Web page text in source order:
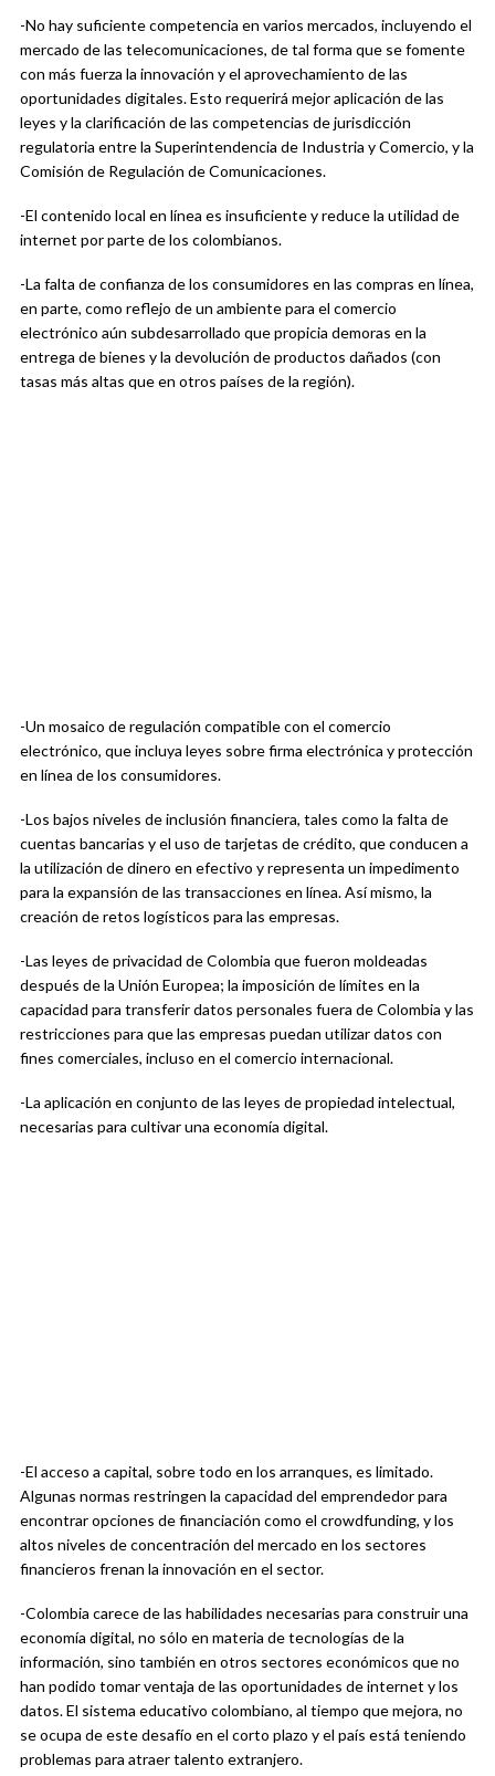
-No hay suficiente competencia en varios mercados, incluyendo el
mercado de las telecomunicaciones, de tal forma que se fomente
con más fuerza la innovación y el aprovechamiento de las
oportunidades digitales. Esto requerirá mejor aplicación de las
leyes y la clarificación de las competencias de jurisdicción
regulatoria entre la Superintendencia de Industria y Comercio, y la
Comisión de Regulación de Comunicaciones.
-El contenido local en línea es insuficiente y reduce la utilidad de
internet por parte de los colombianos.
-La falta de confianza de los consumidores en las compras en línea,
en parte, como reflejo de un ambiente para el comercio
electrónico aún subdesarrollado que propicia demoras en la
entrega de bienes y la devolución de productos dañados (con
tasas más altas que en otros países de la región).
-Un mosaico de regulación compatible con el comercio
electrónico, que incluya leyes sobre firma electrónica y protección
en línea de los consumidores.
-Los bajos niveles de inclusión financiera, tales como la falta de
cuentas bancarias y el uso de tarjetas de crédito, que conducen a
la utilización de dinero en efectivo y representa un impedimento
para la expansión de las transacciones en línea. Así mismo, la
creación de retos logísticos para las empresas.
-Las leyes de privacidad de Colombia que fueron moldeadas
después de la Unión Europea; la imposición de límites en la
capacidad para transferir datos personales fuera de Colombia y las
restricciones para que las empresas puedan utilizar datos con
fines comerciales, incluso en el comercio internacional.
-La aplicación en conjunto de las leyes de propiedad intelectual,
necesarias para cultivar una economía digital.
-El acceso a capital, sobre todo en los arranques, es limitado.
Algunas normas restringen la capacidad del emprendedor para
encontrar opciones de financiación como el crowdfunding, y los
altos niveles de concentración del mercado en los sectores
financieros frenan la innovación en el sector.
-Colombia carece de las habilidades necesarias para construir una
economía digital, no sólo en materia de tecnologías de la
información, sino también en otros sectores económicos que no
han podido tomar ventaja de las oportunidades de internet y los
datos. El sistema educativo colombiano, al tiempo que mejora, no
se ocupa de este desafío en el corto plazo y el país está teniendo
problemas para atraer talento extranjero.